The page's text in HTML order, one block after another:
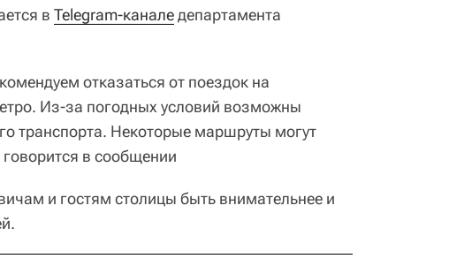
в Telegram-каналедепартамента
отказаться от поездок на
Из-за погодных условий возможны
транспорта. Некоторые маршруты могут
в сообщении
и гостям столицы быть внимательнее и